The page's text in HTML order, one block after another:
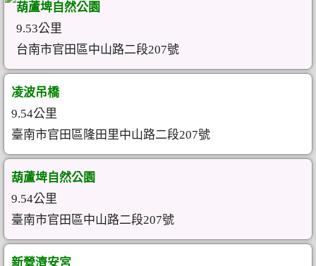
葫蘆埤自然公園
9.53公里
台南市官田區中山路二段207號
凌波吊橋
9.54公里
臺南市官田區隆田里中山路二段207號
葫蘆埤自然公園
9.54公里
臺南市官田區中山路二段207號
新營濟安宮